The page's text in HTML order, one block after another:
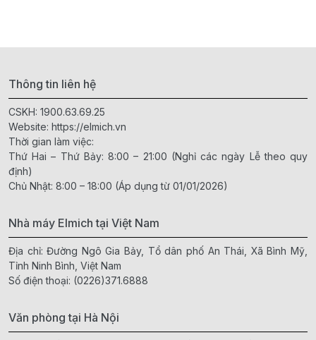
Thông tin liên hệ
CSKH: 1900.63.69.25
Website: https://elmich.vn
Thời gian làm việc:
Thứ Hai – Thứ Bảy: 8:00 – 21:00 (Nghỉ các ngày Lễ theo quy
định)
Chủ Nhật: 8:00 – 18:00 (Áp dụng từ 01/01/2026)
Nhà máy Elmich tại Việt Nam
Địa chỉ: Đường Ngô Gia Bảy, Tổ dân phố An Thái, Xã Bình Mỹ,
Tỉnh Ninh Bình, Việt Nam
Số điện thoại: (0226)371.6888
Văn phòng tại Hà Nội